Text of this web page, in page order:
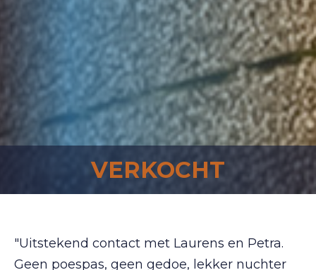
VERKOCHT
"Uitstekend contact met Laurens en Petra.
Geen poespas, geen gedoe, lekker nuchter